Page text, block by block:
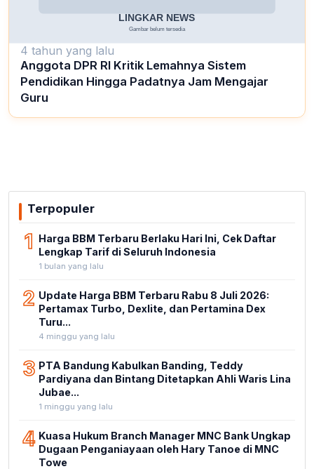
4 tahun yang lalu
Anggota DPR RI Kritik Lemahnya Sistem
Pendidikan Hingga Padatnya Jam Mengajar
Guru
Terpopuler
1 Harga BBM Terbaru Berlaku Hari Ini, Cek Daftar
Lengkap Tarif di Seluruh Indonesia
1 bulan yang lalu
2 Update Harga BBM Terbaru Rabu 8 Juli 2026:
Pertamax Turbo, Dexlite, dan Pertamina Dex
Turu...
4 minggu yang lalu
3 PTA Bandung Kabulkan Banding, Teddy
Pardiyana dan Bintang Ditetapkan Ahli Waris Lina
Jubae...
1 minggu yang lalu
4 Kuasa Hukum Branch Manager MNC Bank Ungkap
Dugaan Penganiayaan oleh Hary Tanoe di MNC
Towe